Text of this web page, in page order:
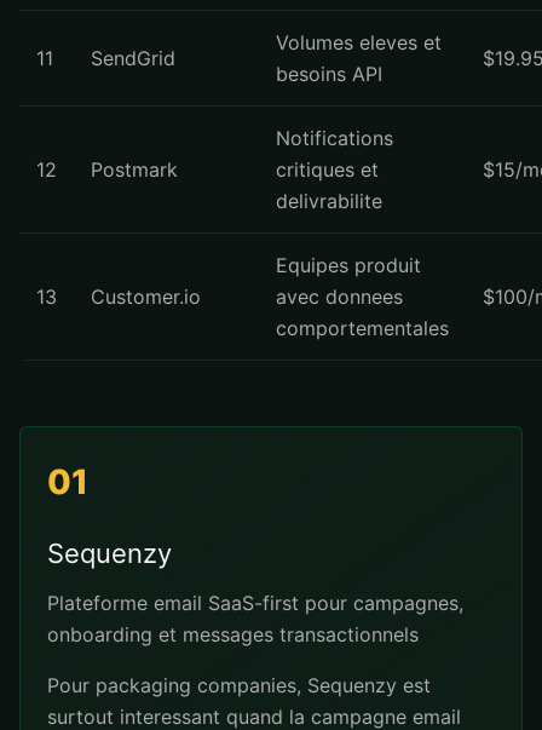
11 SendGrid
Volumes eleves et
besoins API
12 Postmark
Notifications
critiques et
delivrabilite
$15/
13 Customer.io
Equipes produit
avec donnees
comportementales
$100/
01
Sequenzy
Plateforme email SaaS-first pour campagnes,
onboarding et messages transactionnels
Pour packaging companies, Sequenzy est
surtout interessant quand la campagne email